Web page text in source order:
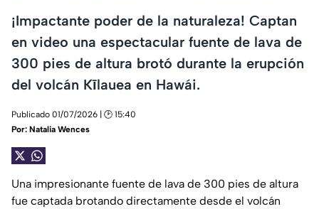
¡Impactante poder de la naturaleza! Captan
en video una espectacular fuente de lava de
300 pies de altura brotó durante la erupción
del volcán Kīlauea en Hawái.
Publicado 01/07/2026 | 🕑 15:40
Por: Natalia Wences
Una impresionante fuente de lava de 300 pies de altura
fue captada brotando directamente desde el volcán